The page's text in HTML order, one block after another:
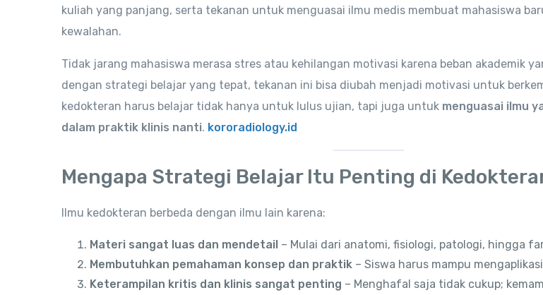
kuliah yang panjang, serta tekanan untuk menguasai ilmu medis membuat mahasiswa
kewalahan.
Tidak jarang mahasiswa merasa stres atau kehilangan motivasi karena beban akademik
dengan strategi belajar yang tepat, tekanan ini bisa diubah menjadi motivasi untuk
kedokteran harus belajar tidak hanya untuk lulus ujian, tapi juga untuk menguasai ilmu
dalam praktik klinis nanti. kororadiology.id
Mengapa Strategi Belajar Itu Penting di
Ilmu kedokteran berbeda dengan ilmu lain karena:
Materi sangat luas dan mendetail – Mulai dari anatomi, fisiologi, patologi, hingga
Membutuhkan pemahaman konsep dan praktik – Siswa harus mampu
Keterampilan kritis dan klinis sangat penting – Menghafal saja tidak cukup;